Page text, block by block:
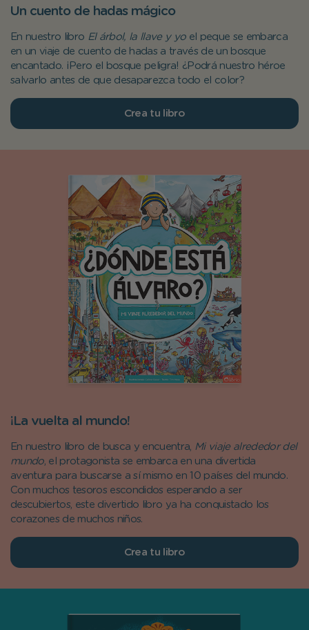
Un cuento de hadas mágico
En nuestro libro El árbol, la llave y yoel peque se embarca
en un viaje de cuento de hadas a través de un bosque
encantado. ¡Pero el bosque peligra! ¿Podrá nuestro héroe
salvarlo antes de que desaparezca todo el color?
Crea tu libro
¡La vuelta al mundo!
En nuestro libro de busca y encuentra, Mi viaje alrededor del
mundo, el protagonista se embarca en una divertida
aventura para buscarse a sí mismo en 10 países del mundo.
Con muchos tesoros escondidos esperando a ser
descubiertos, este divertido libro ya ha conquistado los
corazones de muchos niños.
Crea tu libro